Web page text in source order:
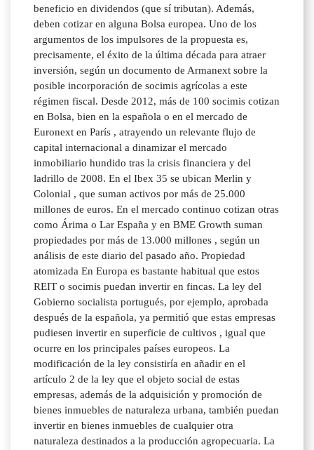
beneficio en dividendos (que sí tributan). Además,
deben cotizar en alguna Bolsa europea. Uno de los
argumentos de los impulsores de la propuesta es,
precisamente, el éxito de la última década para atraer
inversión, según un documento de Armanext sobre la
posible incorporación de socimis agrícolas a este
régimen fiscal. Desde 2012, más de 100 socimis cotizan
en Bolsa, bien en la española o en el mercado de
Euronext en París , atrayendo un relevante flujo de
capital internacional a dinamizar el mercado
inmobiliario hundido tras la crisis financiera y del
ladrillo de 2008. En el Ibex 35 se ubican Merlin y
Colonial , que suman activos por más de 25.000
millones de euros. En el mercado continuo cotizan otras
como Árima o Lar España y en BME Growth suman
propiedades por más de 13.000 millones , según un
análisis de este diario del pasado año. Propiedad
atomizada En Europa es bastante habitual que estos
REIT o socimis puedan invertir en fincas. La ley del
Gobierno socialista portugués, por ejemplo, aprobada
después de la española, ya permitió que estas empresas
pudiesen invertir en superficie de cultivos , igual que
ocurre en los principales países europeos. La
modificación de la ley consistiría en añadir en el
artículo 2 de la ley que el objeto social de estas
empresas, además de la adquisición y promoción de
bienes inmuebles de naturaleza urbana, también puedan
invertir en bienes inmuebles de cualquier otra
naturaleza destinados a la producción agropecuaria. La